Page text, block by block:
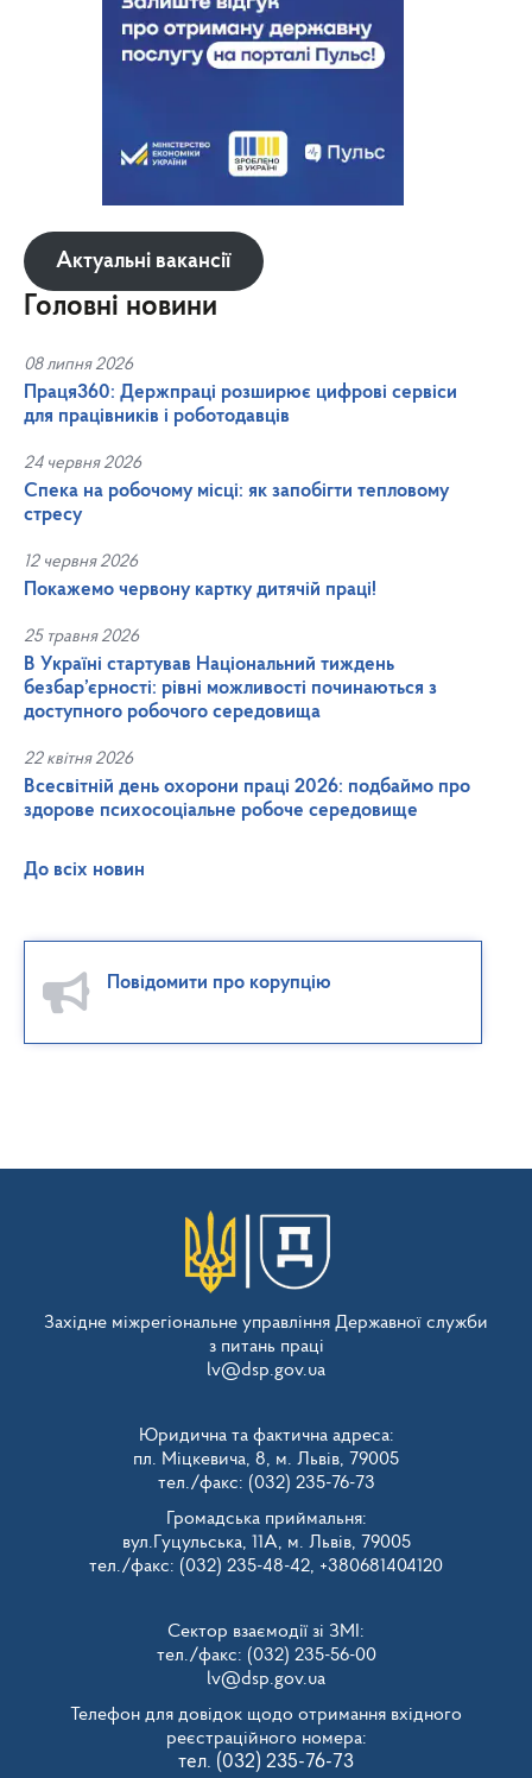
Актуальні вакансії
Головні новини
08 липня 2026
Праця360: Держпраці розширює цифрові сервіси
для працівників і роботодавців
24 червня 2026
Спека на робочому місці: як запобігти тепловому
стресу
12 червня 2026
Покажемо червону картку дитячій праці!
25 травня 2026
В Україні стартував Національний тиждень
безбар’єрності: рівні можливості починаються з
доступного робочого середовища
22 квітня 2026
Всесвітній день охорони праці 2026: подбаймо про
здорове психосоціальне робоче середовище
До всіх новин
Повідомити про корупцію
Західне міжрегіональне управління Державної служби
з питань праці
lv@dsp.gov.ua
Юридична та фактична адреса:
пл. Міцкевича, 8, м. Львів, 79005
тел./факс: (032) 235-76-73
Громадська приймальня:
вул.Гуцульська, 11А, м. Львів, 79005
тел./факс: (032) 235-48-42, +380681404120
Сектор взаємодії зі ЗМІ:
тел./факс: (032) 235-56-00
lv@dsp.gov.ua
Телефон для довідок щодо отримання вхідного
реєстраційного номера:
тел. (032) 235-76-73